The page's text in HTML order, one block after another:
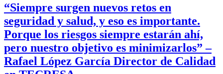
“Siempre surgen nuevos retos en
seguridad y salud, y eso es importante.
Porque los riesgos siempre estarán ahí,
pero nuestro objetivo es minimizarlos” –
Rafael López García Director de Calidad